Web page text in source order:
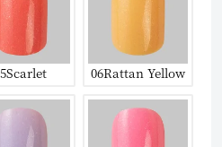
06Rattan Yellow